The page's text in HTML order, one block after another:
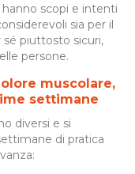
hanno scopi e intenti
sia per il
piuttosto sicuri,
persone.
muscolare,
settimane
diversi e si
di pratica